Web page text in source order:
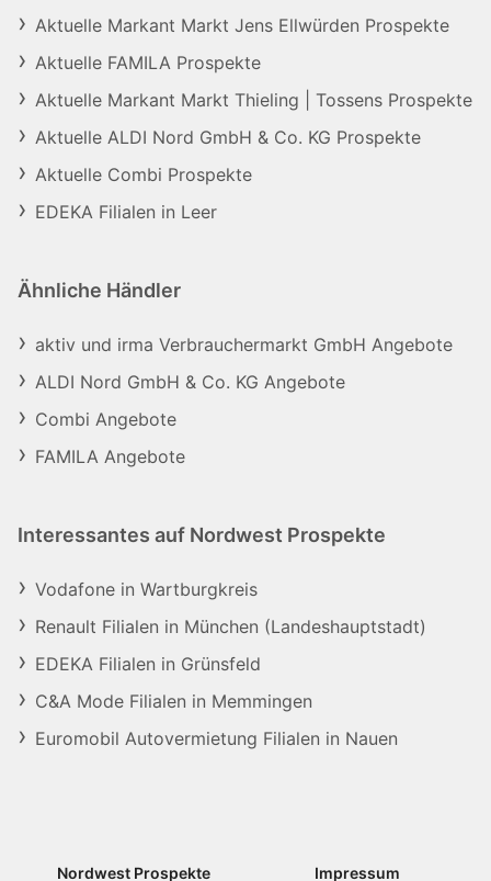
Aktuelle Markant Markt Jens Ellwürden Prospekte
Aktuelle FAMILA Prospekte
Aktuelle Markant Markt Thieling | Tossens Prospekte
Aktuelle ALDI Nord GmbH & Co. KG Prospekte
Aktuelle Combi Prospekte
EDEKA Filialen in Leer
Ähnliche Händler
aktiv und irma Verbrauchermarkt GmbH Angebote
ALDI Nord GmbH & Co. KG Angebote
Combi Angebote
FAMILA Angebote
Interessantes auf Nordwest Prospekte
Vodafone in Wartburgkreis
Renault Filialen in München (Landeshauptstadt)
EDEKA Filialen in Grünsfeld
C&A Mode Filialen in Memmingen
Euromobil Autovermietung Filialen in Nauen
Nordwest Prospekte Impressum